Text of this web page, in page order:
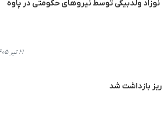
ولدبیگی توسط نیروهای حکومتی در پاوه
۲۱ تیر ۱۴۰۵، ۱۶:۴۱
بازداشت شد